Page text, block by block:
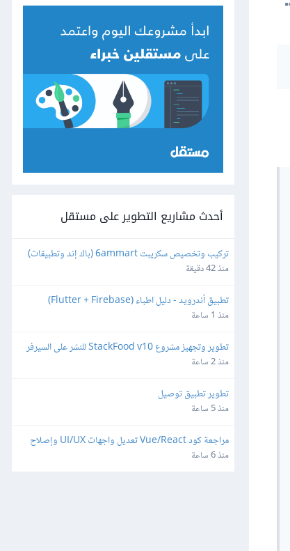
أحدث مشاريع التطوير على مستقل
ورفعه على السيرفر والمتجر
منذ 42 دقيقة
تطبيق أندرويد - دليل اطباء (Flutter + Firebase)
منذ 1 ساعة
تطوير وتجهيز مشروع StackFood v10 للنشر على السيرفر
والمتاجر
منذ 2 ساعة
تطوير تطبيق توصيل
منذ 5 ساعة
ثغرات
منذ 6 ساعة